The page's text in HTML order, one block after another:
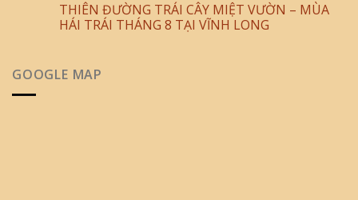
THIÊN ĐƯỜNG TRÁI CÂY MIỆT VƯỜN – MÙA
HÁI TRÁI THÁNG 8 TẠI VĨNH LONG
GOOGLE MAP